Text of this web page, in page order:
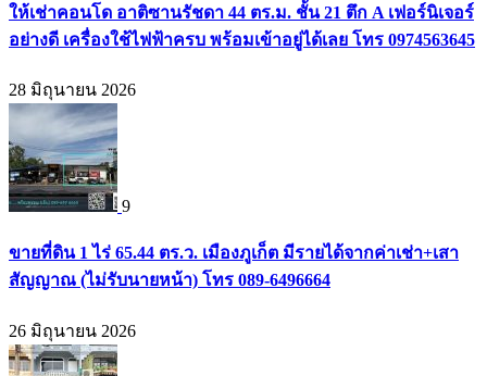
ให้เช่าคอนโด อาติซานรัชดา 44 ตร.ม. ชั้น 21 ตึก A เฟอร์นิเจอร์
อย่างดี เครื่องใช้ไฟฟ้าครบ พร้อมเข้าอยู่ได้เลย โทร 0974563645
28 มิถุนายน 2026
9
ขายที่ดิน 1 ไร่ 65.44 ตร.ว. เมืองภูเก็ต มีรายได้จากค่าเช่า+เสา
สัญญาณ (ไม่รับนายหน้า) โทร 089-6496664
26 มิถุนายน 2026